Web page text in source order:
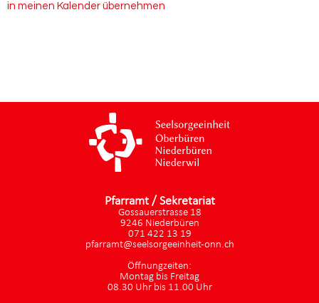
in meinen Kalender übernehmen
Pfarramt / Sekretariat
Gossauerstrasse 18
9246 Niederbüren
071 422 13 19
pfarramt@seelsorgeeinheit-onn.ch
Öffnungzeiten:
Montag bis Freitag
08.30 Uhr bis 11.00 Uhr